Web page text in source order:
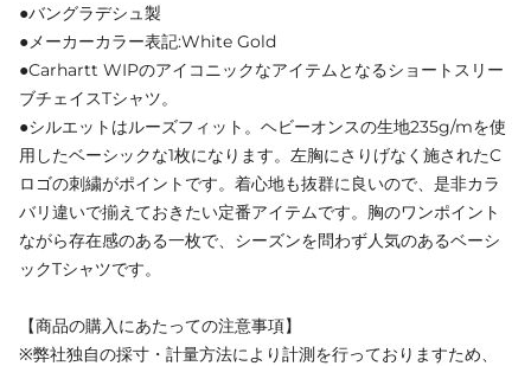
●バングラデシュ製
●メーカーカラー表記:White Gold
●Carhartt WIPのアイコニックなアイテムとなるショートスリー
ブチェイスTシャツ。
●シルエットはルーズフィット。ヘビーオンスの生地235g/mを使
用したベーシックな1枚になります。左胸にさりげなく施されたC
ロゴの刺繍がポイントです。着心地も抜群に良いので、是非カラ
バリ違いで揃えておきたい定番アイテムです。胸のワンポイント
ながら存在感のある一枚で、シーズンを問わず人気のあるベーシ
ックTシャツです。
【商品の購入にあたっての注意事項】
※弊社独自の採寸・計量方法により計測を行っておりますため、